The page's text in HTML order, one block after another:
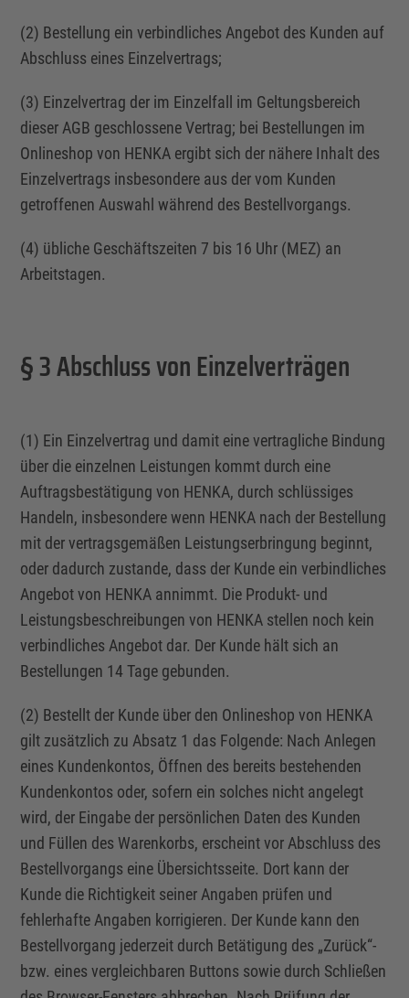
(2) Bestellung ein verbindliches Angebot des Kunden auf
Abschluss eines Einzelvertrags;
(3) Einzelvertrag der im Einzelfall im Geltungsbereich
dieser AGB geschlossene Vertrag; bei Bestellungen im
Onlineshop von HENKA ergibt sich der nähere Inhalt des
Einzelvertrags insbesondere aus der vom Kunden
getroffenen Auswahl während des Bestellvorgangs.
(4) übliche Geschäftszeiten 7 bis 16 Uhr (MEZ) an
Arbeitstagen.
§ 3 Abschluss von Einzelverträgen
(1) Ein Einzelvertrag und damit eine vertragliche Bindung
über die einzelnen Leistungen kommt durch eine
Auftragsbestätigung von HENKA, durch schlüssiges
Handeln, insbesondere wenn HENKA nach der Bestellung
mit der vertragsgemäßen Leistungserbringung beginnt,
oder dadurch zustande, dass der Kunde ein verbindliches
Angebot von HENKA annimmt. Die Produkt- und
Leistungsbeschreibungen von HENKA stellen noch kein
verbindliches Angebot dar. Der Kunde hält sich an
Bestellungen 14 Tage gebunden.
(2) Bestellt der Kunde über den Onlineshop von HENKA
gilt zusätzlich zu Absatz 1 das Folgende: Nach Anlegen
eines Kundenkontos, Öffnen des bereits bestehenden
Kundenkontos oder, sofern ein solches nicht angelegt
wird, der Eingabe der persönlichen Daten des Kunden
und Füllen des Warenkorbs, erscheint vor Abschluss des
Bestellvorgangs eine Übersichtsseite. Dort kann der
Kunde die Richtigkeit seiner Angaben prüfen und
fehlerhafte Angaben korrigieren. Der Kunde kann den
Bestellvorgang jederzeit durch Betätigung des „Zurück“-
bzw. eines vergleichbaren Buttons sowie durch Schließen